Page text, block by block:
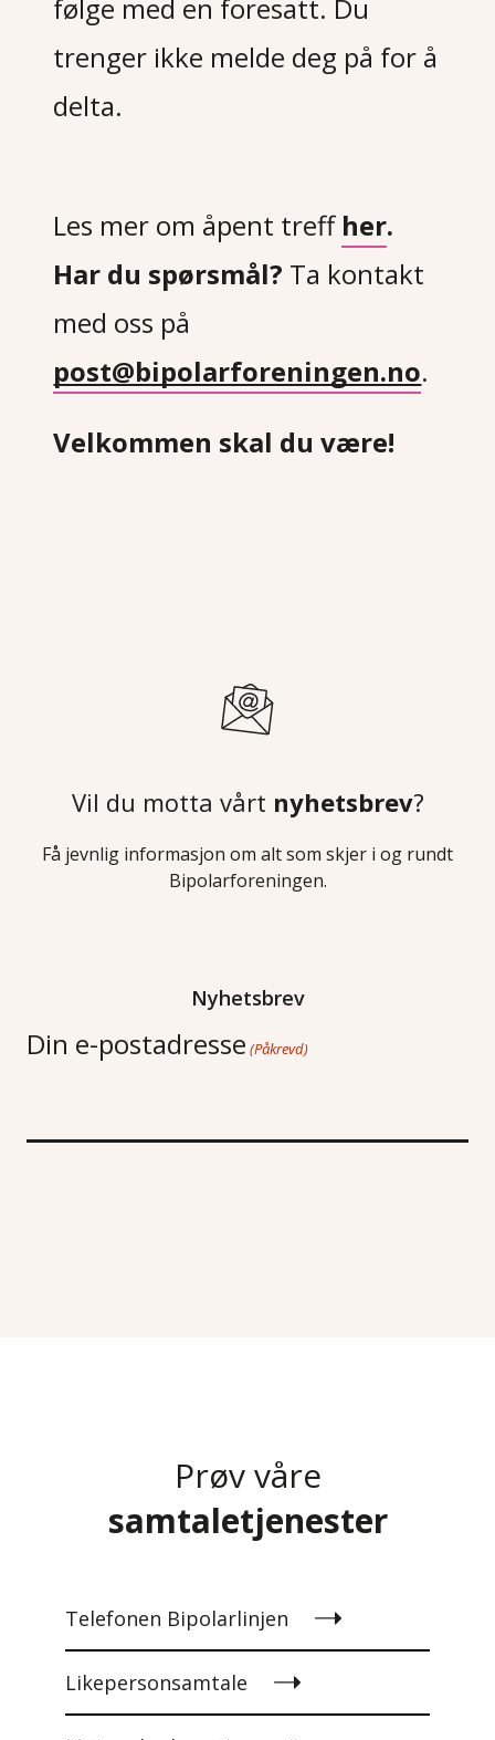
følge med en foresatt. Du
trenger ikke melde deg på for å
delta.
Les mer om åpent treff her.
Har du spørsmål? Ta kontakt
med oss på
post@bipolarforeningen.no.
Velkommen skal du være!
Vil du motta vårt nyhetsbrev?
Få jevnlig informasjon om alt som skjer i og rundt
Bipolarforeningen.
Nyhetsbrev
Din e-postadresse (Påkrevd)
Prøv våre
samtaletjenester
Telefonen Bipolarlinjen
Likepersonsamtale